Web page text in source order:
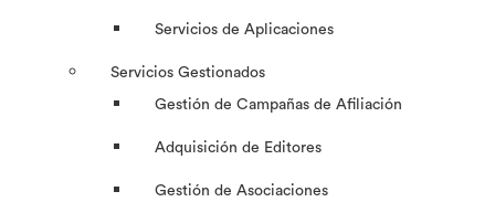
Servicios de Aplicaciones
Servicios Gestionados
Gestión de Campañas de Afiliación
Adquisición de Editores
Gestión de Asociaciones